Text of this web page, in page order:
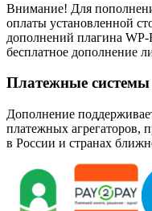
Внимание! Для
оплаты установленной
дополнений плагина WP-
бесплатное дополнение
Платежные системы
Дополнение
платежных агрегаторов,
в России и странах